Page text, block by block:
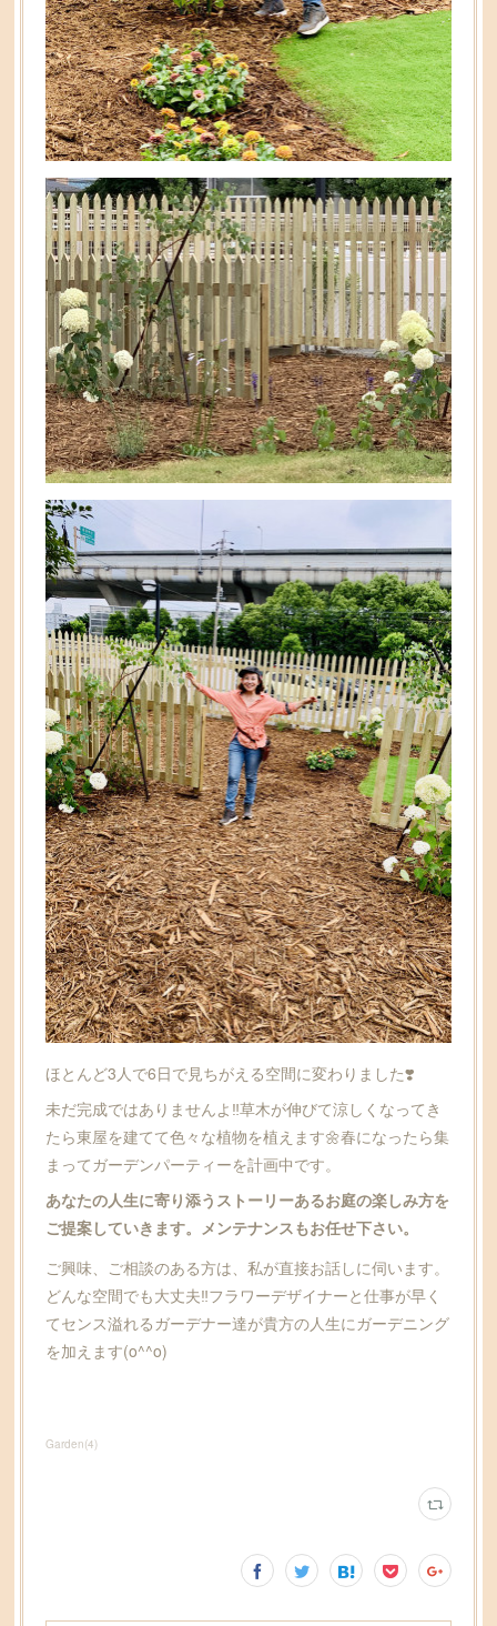
ほとんど3人で6日で見ちがえる空間に変わりました❣️
未だ完成ではありませんよ‼️草木が伸びて涼しくなってき
たら東屋を建てて色々な植物を植えます🌼春になったら集
まってガーデンパーティーを計画中です。
あなたの人生に寄り添うストーリーあるお庭の楽しみ方を
ご提案していきます。メンテナンスもお任せ下さい。
ご興味、ご相談のある方は、私が直接お話しに伺います。
どんな空間でも大丈夫‼️フラワーデザイナーと仕事が早く
てセンス溢れるガーデナー達が貴方の人生にガーデニング
を加えます(o^^o)
Garden(4)